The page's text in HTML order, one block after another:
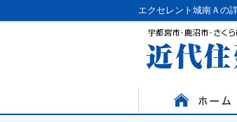
エクセレント城南Ａの